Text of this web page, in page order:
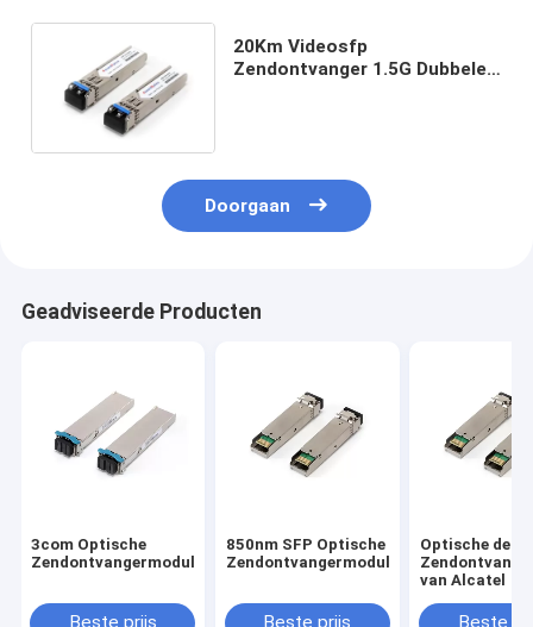
20Km Videosfp
Zendontvanger 1.5G Dubbele
Doorgaan
Geadviseerde Producten
3com Optische
Zendontvangermodule
850nm SFP Optische
Zendontvangermodule
Optische de
van Alcatel